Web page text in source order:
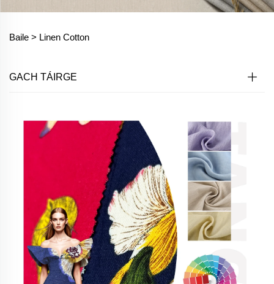
Baile > Linen Cotton
GACH TÁIRGE